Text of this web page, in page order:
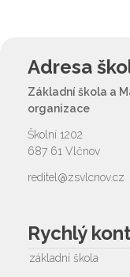
Adresa
Základní škola a
organizace
Školní 1202
687 61 Vlčnov
reditel@zsvlcnov.cz
Rychlý
základní škola